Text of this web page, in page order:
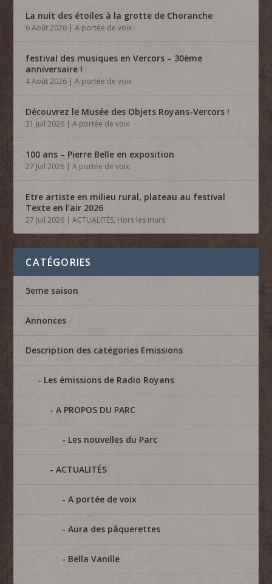
La nuit des étoiles à la grotte de Choranche
6 Août 2026 |A portée de voix
festival des musiques en Vercors – 30ème
anniversaire !
4 Août 2026 |A portée de voix
Découvrez le Musée des Objets Royans-Vercors !
31 Juil 2026 |A portée de voix
100 ans – Pierre Belle en exposition
27 Juil 2026 |A portée de voix
Etre artiste en milieu rural, plateau au festival
Texte en l’air 2026
27 Juil 2026 |ACTUALITÉS, Hors les murs
CATÉGORIES
5eme saison
Annonces
Description des catégories Emissions
Les émissions de Radio Royans
A PROPOS DU PARC
Les nouvelles du Parc
ACTUALITÉS
A portée de voix
Aura des pâquerettes
Bella Vanille